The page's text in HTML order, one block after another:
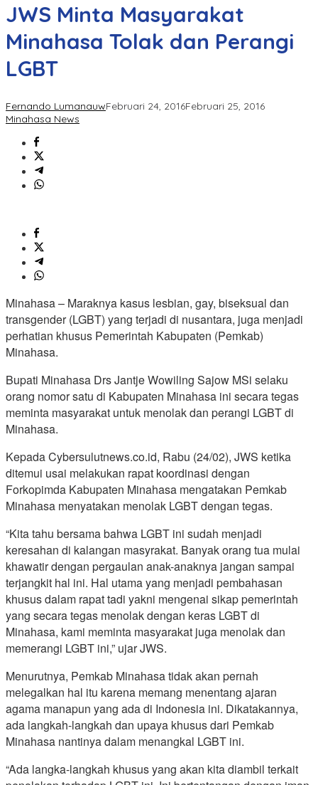
JWS Minta Masyarakat
Minahasa Tolak dan Perangi
LGBT
Fernando LumanauwFebruari 24, 2016Februari 25, 2016
Minahasa News
Minahasa – Maraknya kasus lesbian, gay, biseksual dan
transgender (LGBT) yang terjadi di nusantara, juga menjadi
perhatian khusus Pemerintah Kabupaten (Pemkab)
Minahasa.
Bupati Minahasa Drs Jantje Wowiling Sajow MSi selaku
orang nomor satu di Kabupaten Minahasa ini secara tegas
meminta masyarakat untuk menolak dan perangi LGBT di
Minahasa.
Kepada Cybersulutnews.co.id, Rabu (24/02), JWS ketika
ditemui usai melakukan rapat koordinasi dengan
Forkopimda Kabupaten Minahasa mengatakan Pemkab
Minahasa menyatakan menolak LGBT dengan tegas.
“Kita tahu bersama bahwa LGBT ini sudah menjadi
keresahan di kalangan masyrakat. Banyak orang tua mulai
khawatir dengan pergaulan anak-anaknya jangan sampai
terjangkit hal ini. Hal utama yang menjadi pembahasan
khusus dalam rapat tadi yakni mengenai sikap pemerintah
yang secara tegas menolak dengan keras LGBT di
Minahasa, kami meminta masyarakat juga menolak dan
memerangi LGBT ini,” ujar JWS.
Menurutnya, Pemkab Minahasa tidak akan pernah
melegalkan hal itu karena memang menentang ajaran
agama manapun yang ada di Indonesia ini. Dikatakannya,
ada langkah-langkah dan upaya khusus dari Pemkab
Minahasa nantinya dalam menangkal LGBT ini.
“Ada langka-langkah khusus yang akan kita diambil terkait